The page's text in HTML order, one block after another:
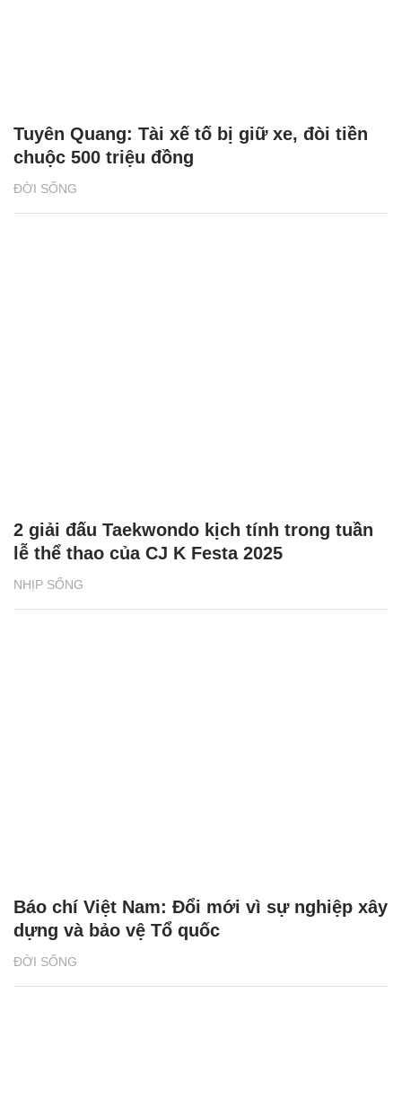
ĐỜI SỐNG
Tuyên Quang: Tài xế tố bị giữ xe, đòi tiền
chuộc 500 triệu đồng
NHỊP SỐNG
2 giải đấu Taekwondo kịch tính trong tuần
lễ thể thao của CJ K Festa 2025
ĐỜI SỐNG
Báo chí Việt Nam: Đổi mới vì sự nghiệp xây
dựng và bảo vệ Tổ quốc